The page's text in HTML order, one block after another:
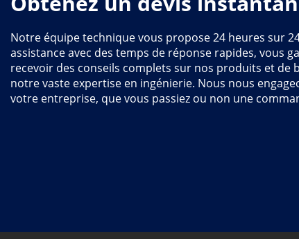
Notre équipe technique vous propose 24 heures sur
assistance avec des temps de réponse rapides, vous
recevoir des conseils complets sur nos produits et de
notre vaste expertise en ingénierie. Nous nous
votre entreprise, que vous passiez ou non une